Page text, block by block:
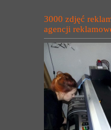
3000 zdjęć
agencji